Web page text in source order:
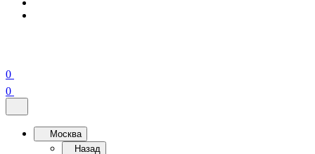
0
0
Москва
Назад